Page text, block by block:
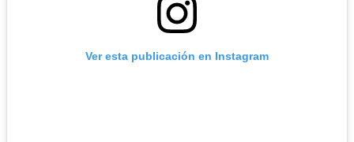
Ver esta publicación en Instagram